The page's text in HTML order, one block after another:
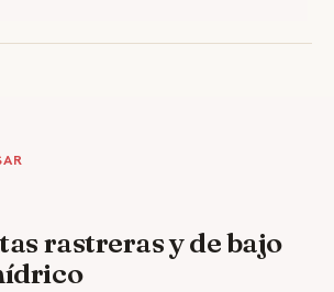
rastreras y de bajo